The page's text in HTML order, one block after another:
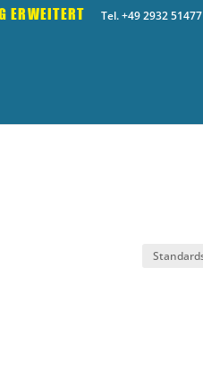
ERWEITERT Tel. +49 2932 51477